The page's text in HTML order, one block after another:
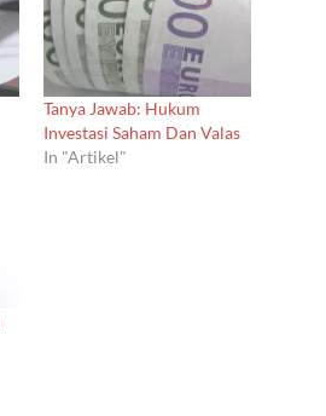
Tanya Jawab: Hukum
Investasi Saham Dan Valas
In "Artikel"